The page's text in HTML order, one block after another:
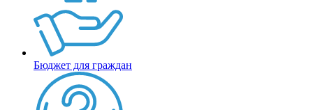
Бюджет для граждан